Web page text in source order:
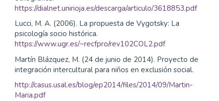
https://dialnet.unirioja.es/descarga/articulo/3618853.pdf
Lucci, M. A. (2006). La propuesta de Vygotsky: La
psicología socio histórica.
https://www.ugr.es/~recfpro/rev102COL2.pdf
Martín Blázquez, M. (24 de junio de 2014). Proyecto de
integración intercultural para niños en exclusión social.
http://casus.usal.es/blog/ep2014/files/2014/09/Martin-
Maria.pdf